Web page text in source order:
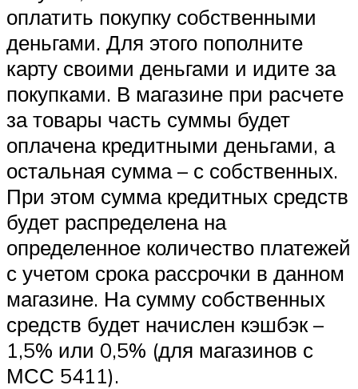
оплатить покупку собственными
деньгами. Для этого пополните
карту своими деньгами и идите за
покупками. В магазине при расчете
за товары часть суммы будет
оплачена кредитными деньгами, а
остальная сумма – с собственных.
При этом сумма кредитных средств
будет распределена на
определенное количество платежей
с учетом срока рассрочки в данном
магазине. На сумму собственных
средств будет начислен кэшбэк –
1,5% или 0,5% (для магазинов с
МСС 5411).